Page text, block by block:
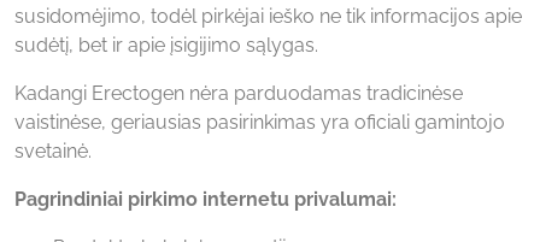
susidomėjimo, todėl pirkėjai ieško ne tik informacijos apie
sudėtį, bet ir apie įsigijimo sąlygas.
Kadangi Erectogen nėra parduodamas tradicinėse
vaistinėse, geriausias pasirinkimas yra oficiali gamintojo
svetainė.
Pagrindiniai pirkimo internetu privalumai: